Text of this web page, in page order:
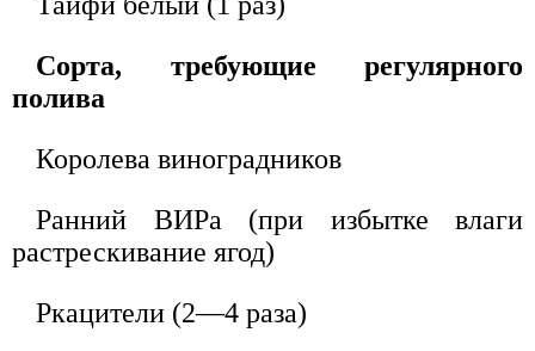
Сорта, требующие регулярного
полива
Королева виноградников
Ранний ВИРа (при избытке влаги
растрескивание ягод)
Ркацители (2—4 раза)